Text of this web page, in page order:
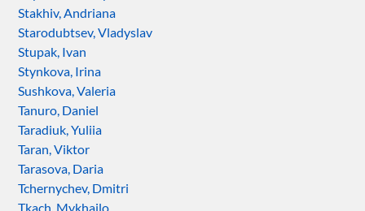
Stakhiv, Andriana
Starodubtsev, Vladyslav
Stupak, Ivan
Stynkova, Irina
Sushkova, Valeria
Tanuro, Daniel
Taradiuk, Yuliia
Taran, Viktor
Tarasova, Daria
Tchernychev, Dmitri
Tkach, Mykhailo